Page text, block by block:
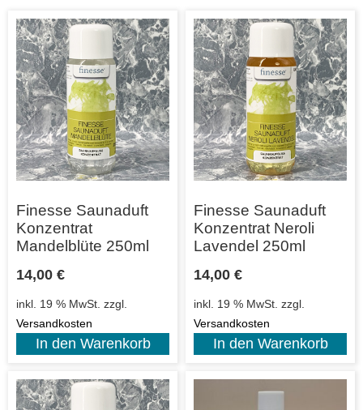
Finesse Saunaduft
Konzentrat
Mandelblüte 250ml
14,00 €
inkl. 19 % MwSt. zzgl.
Versandkosten
In den Warenkorb
Finesse Saunaduft
Konzentrat Neroli
Lavendel 250ml
14,00 €
inkl. 19 % MwSt. zzgl.
Versandkosten
In den Warenkorb